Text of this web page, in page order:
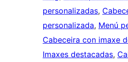
personalizadas,
personalizada, Menú
Cabeceira con imaxe
Imaxes destacadas,